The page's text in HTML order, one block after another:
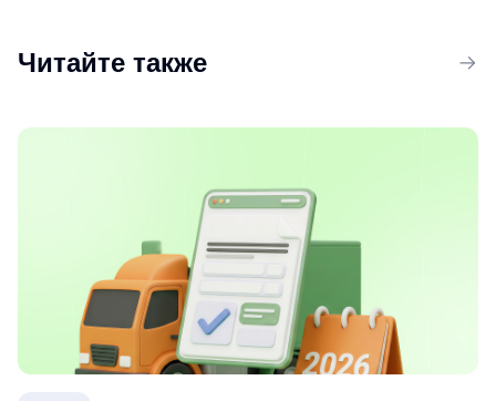
Читайте также